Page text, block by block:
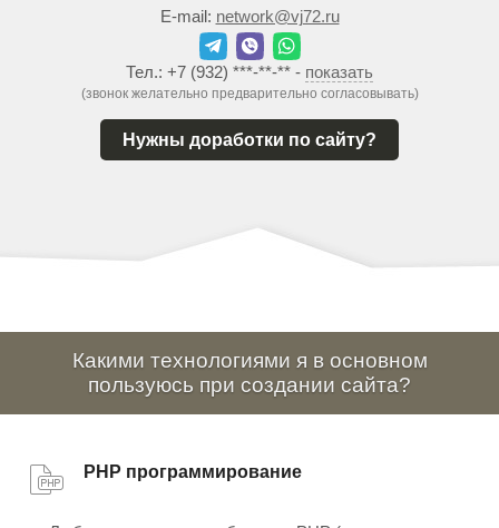
E-mail: network@vj72.ru
Тел.: +7 (932) ***-**-** - показать
(звонок желательно предварительно согласовывать)
Нужны доработки по сайту?
Какими технологиями я в основном
пользуюсь при создании сайта?
PHP программирование